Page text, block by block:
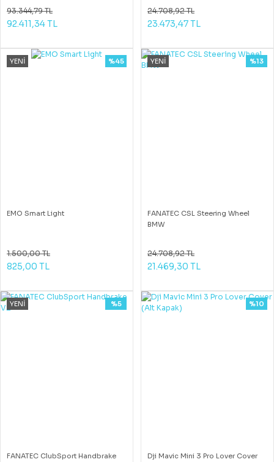
93.344,79 TL
92.411,34 TL
24.708,92 TL
23.473,47 TL
YENİ
EMO Smart Light
%45
1.500,00 TL
825,00 TL
YENİ
FANATEC CSL Steering Wheel
BMW
%13
24.708,92 TL
21.469,30 TL
YENİ
FANATEC ClubSport Handbrake
%5
Dji Mavic Mini 3 Pro Lover Cover
%10